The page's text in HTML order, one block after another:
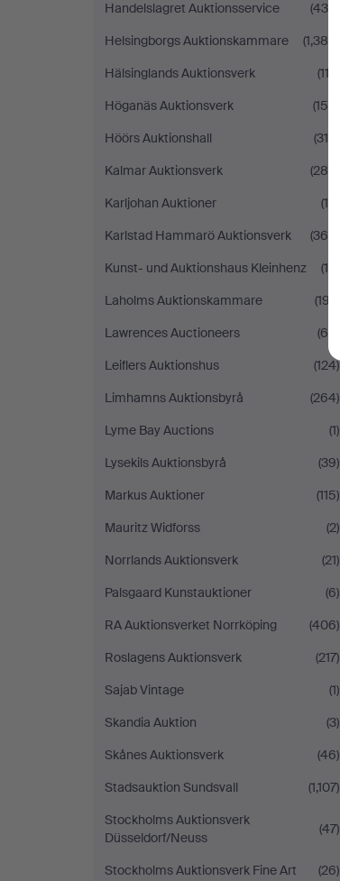
Handelslagret Auktionsservice
(430)
Helsingborgs Auktionskammare
(1,384)
Hälsinglands Auktionsverk
(112)
Höganäs Auktionsverk
(159)
Höörs Auktionshall
(319)
Kalmar Auktionsverk
(288)
Karljohan Auktioner
(10)
Karlstad Hammarö Auktionsverk
(366)
Kunst- und Auktionshaus Kleinhenz
(19)
Laholms Auktionskammare
(197)
Lawrences Auctioneers
(65)
Leiflers Auktionshus
(124)
Limhamns Auktionsbyrå
(264)
Lyme Bay Auctions
(1)
Lysekils Auktionsbyrå
(39)
Markus Auktioner
(115)
Mauritz Widforss
(2)
Norrlands Auktionsverk
(21)
Palsgaard Kunstauktioner
(6)
RA Auktionsverket Norrköping
(406)
Roslagens Auktionsverk
(217)
Sajab Vintage
(1)
Skandia Auktion
(3)
Skånes Auktionsverk
(46)
Stadsauktion Sundsvall
(1,107)
Stockholms Auktionsverk
Düsseldorf/Neuss
(47)
Stockholms Auktionsverk Fine Art
(26)